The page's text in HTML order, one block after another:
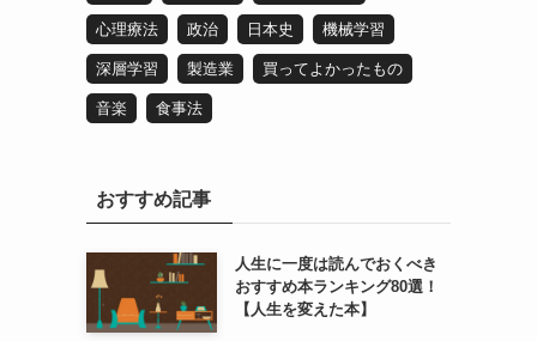
心理療法 政治 日本史 機械学習
深層学習 製造業 買ってよかったもの
音楽 食事法
おすすめ記事
人生に一度は読んでおくべき
おすすめ本ランキング80選！
【人生を変えた本】